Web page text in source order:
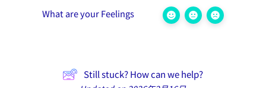
What are your Feelings
Still stuck? How can we help?